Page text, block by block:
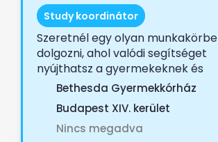
Study koordinátor
Szeretnél egy olyan
dolgozni, ahol valódi segítséget
nyújthatsz a gyermekeknek és
családjaiknak?...
Bethesda Gyermekkórház
Budapest XIV. kerület
Nincs megadva